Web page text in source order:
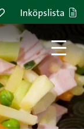
Inköpslista